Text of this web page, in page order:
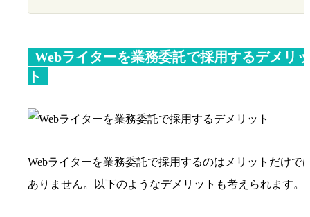
Webライターを業務委託で採用するデメリッ
ト
Webライターを業務委託で採用するのはメリットだけで
ありません。以下のようなデメリットも考えられます。